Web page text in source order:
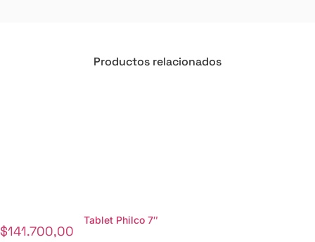
Productos relacionados
Tablet Philco 7″
$141.700,00